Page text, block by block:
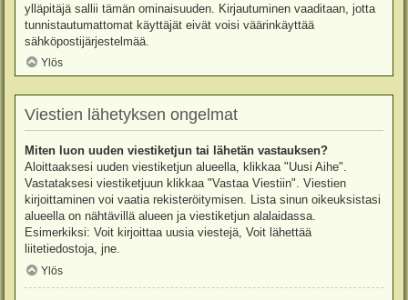
ylläpitäjä sallii tämän ominaisuuden. Kirjautuminen vaaditaan, jotta
tunnistautumattomat käyttäjät eivät voisi väärinkäyttää
sähköpostijärjestelmää.
Ylös
Viestien lähetyksen ongelmat
Miten luon uuden viestiketjun tai lähetän vastauksen?
Aloittaaksesi uuden viestiketjun alueella, klikkaa "Uusi Aihe".
Vastataksesi viestiketjuun klikkaa "Vastaa Viestiin". Viestien
kirjoittaminen voi vaatia rekisteröitymisen. Lista sinun oikeuksistasi
alueella on nähtävillä alueen ja viestiketjun alalaidassa.
Esimerkiksi: Voit kirjoittaa uusia viestejä, Voit lähettää
liitetiedostoja, jne.
Ylös